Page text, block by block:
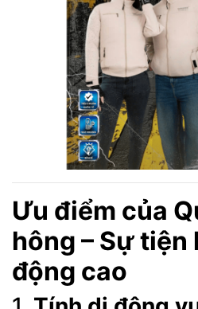
Ưu điểm của
hông – Sự
động cao